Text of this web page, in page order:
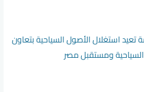
تعيد استغلال الأصول السياحية بتعاون
السياحية ومستقبل مصر